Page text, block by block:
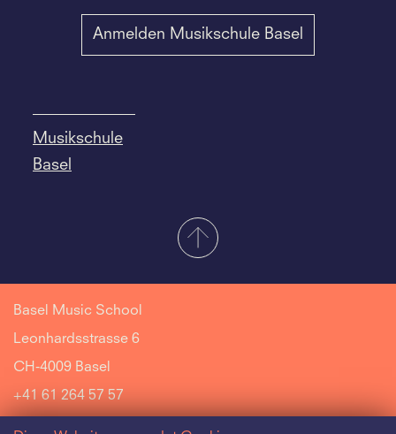
Anmelden Musikschule Basel
Musikschule
Basel
Basel Music School
Leonhardsstrasse 6
CH-4009 Basel
+41 61 264 57 57